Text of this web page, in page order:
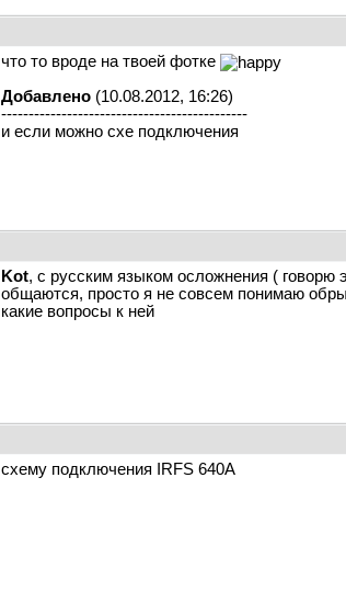
что то вроде на твоей фотке
Добавлено(10.08.2012, 16:26)
---------------------------------------------
и если можно схе подключения
Kot, с русским языком осложнения ( говорю
общаются, просто я не совсем понимаю
какие вопросы к ней
схему подключения IRFS 640A